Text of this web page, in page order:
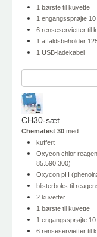
1 børste til kuvette
1 engangssprøjte 10
6 renseservietter til
1 affaldsbeholder
1 USB-ladekabel
CH30-sæt
Chematest 30 med
kuffert
Oxycon chlor
85.590.300)
Oxycon pH
blisterboks til
2 kuvetter
1 børste til kuvette
1 engangssprøjte 10
6 renseservietter til